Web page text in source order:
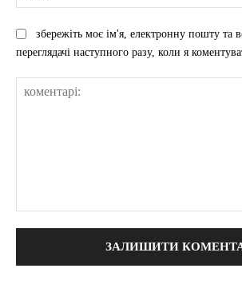
збережіть моє ім'я, електронну пошту та
переглядачі наступного разу, коли я